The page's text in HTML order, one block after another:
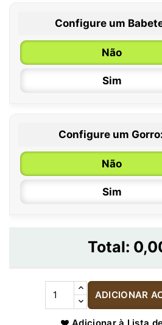
Configure um
Não
Sim
Configure um Gorro:
Não
Sim
Total:
ADICIONAR